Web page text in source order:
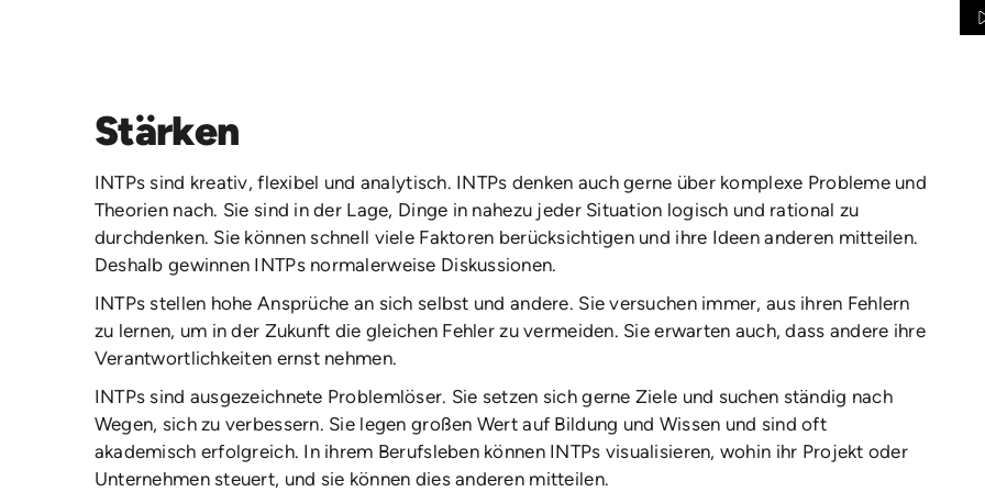
Stärken
INTPs sind kreativ, flexibel und analytisch. INTPs denken auch gerne über komplexe Probleme und
Theorien nach. Sie sind in der Lage, Dinge in nahezu jeder Situation logisch und rational zu
durchdenken. Sie können schnell viele Faktoren berücksichtigen und ihre Ideen anderen mitteilen.
Deshalb gewinnen INTPs normalerweise Diskussionen.
INTPs stellen hohe Ansprüche an sich selbst und andere. Sie versuchen immer, aus ihren Fehlern
zu lernen, um in der Zukunft die gleichen Fehler zu vermeiden. Sie erwarten auch, dass andere ihre
Verantwortlichkeiten ernst nehmen.
INTPs sind ausgezeichnete Problemlöser. Sie setzen sich gerne Ziele und suchen ständig nach
Wegen, sich zu verbessern. Sie legen großen Wert auf Bildung und Wissen und sind oft
akademisch erfolgreich. In ihrem Berufsleben können INTPs visualisieren, wohin ihr Projekt oder
Unternehmen steuert, und sie können dies anderen mitteilen.